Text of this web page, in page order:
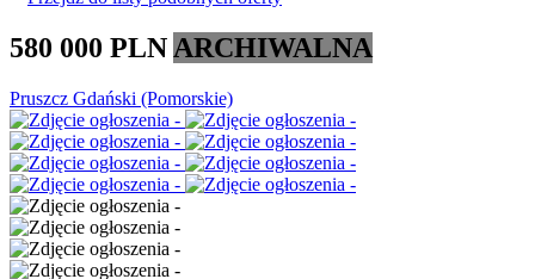
580 000 PLN ARCHIWALNA
Pruszcz Gdański (Pomorskie)